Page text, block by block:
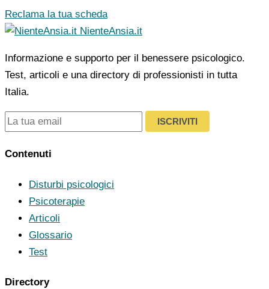
Reclama la tua scheda
NienteAnsia.it
Informazione e supporto per il benessere psicologico.
Test, articoli e una directory di professionisti in tutta
Italia.
ISCRIVITI
Contenuti
Disturbi psicologici
Psicoterapie
Articoli
Glossario
Test
Directory